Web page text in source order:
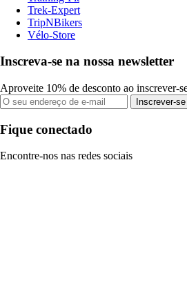
Trek-Expert
TripNBikers
Vélo-Store
Inscreva-se na nossa newsletter
Aproveite 10% de desconto ao inscrever-
Inscrever-se
Fique conectado
Encontre-nos nas redes sociais